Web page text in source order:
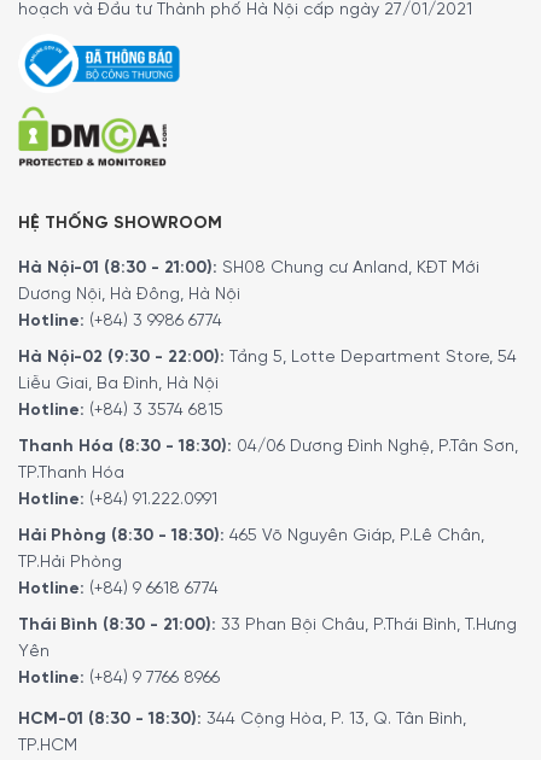
hoạch và Đầu tư Thành phố Hà Nội cấp ngày 27/01/2021
HỆ THỐNG SHOWROOM
Hà Nội-01 (8:30 - 21:00): SH08 Chung cư Anland, KĐT Mới
Dương Nội, Hà Đông, Hà Nội
Hotline: (+84) 3 9986 6774
Hà Nội-02 (9:30 - 22:00): Tầng 5, Lotte Department Store, 54
Liễu Giai, Ba Đình, Hà Nội
Hotline: (+84) 3 3574 6815
Thanh Hóa (8:30 - 18:30): 04/06 Dương Đình Nghệ, P.Tân Sơn,
TP.Thanh Hóa
Hotline: (+84) 91.222.0991
Hải Phòng (8:30 - 18:30): 465 Võ Nguyên Giáp, P.Lê Chân,
TP.Hải Phòng
Hotline: (+84) 9 6618 6774
Thái Bình (8:30 - 21:00): 33 Phan Bội Châu, P.Thái Bình, T.Hưng
Yên
Hotline: (+84) 9 7766 8966
HCM-01 (8:30 - 18:30): 344 Cộng Hòa, P. 13, Q. Tân Bình,
TP.HCM